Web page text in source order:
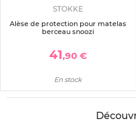
STOKKE
Alèse de protection pour matelas
berceau snoozi
41,90 €
En stock